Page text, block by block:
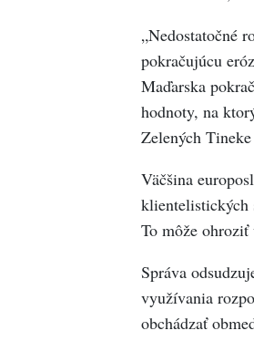
„Nedostatočné
pokračujúcu
Maďarska
hodnoty, na
Zelených
Väčšina
klientelistických
To môže
Správa
využívania
obchádzať